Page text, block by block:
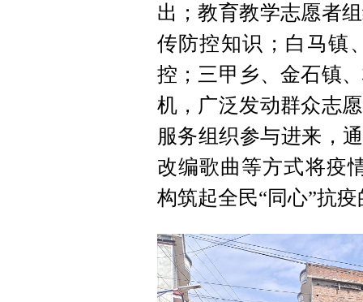
出；教育教学志愿者
传防控知识；白马镇
控；三甲乡、金石镇
机，广泛发动群众志
服务组织参与进来，
改编歌曲等方式将疫
构筑起全民“同心”抗